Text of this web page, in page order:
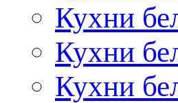
Кухни
Кухни
Кухни